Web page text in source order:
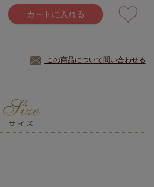
カートに入れる
この商品について問い合わせる